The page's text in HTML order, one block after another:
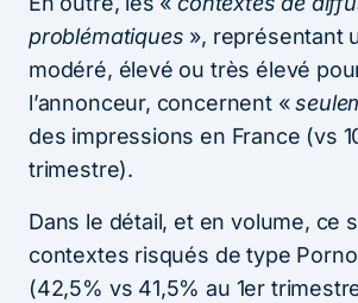
problématiques », représentant
modéré, élevé ou très élevé
l’annonceur, concernent «
des impressions en France (vs
trimestre).
Dans le détail, et en volume, ce
contextes risqués de type
(42,5% vs 41,5% au 1er